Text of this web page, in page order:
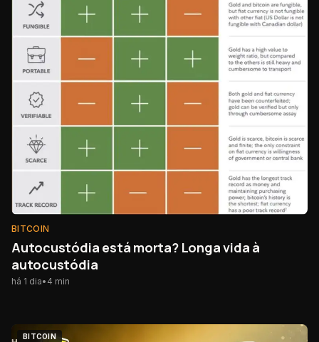
BITCOIN
Autocustódia está morta? Longa vida à
autocustódia
há 1 dia• 4 min
BITCOIN